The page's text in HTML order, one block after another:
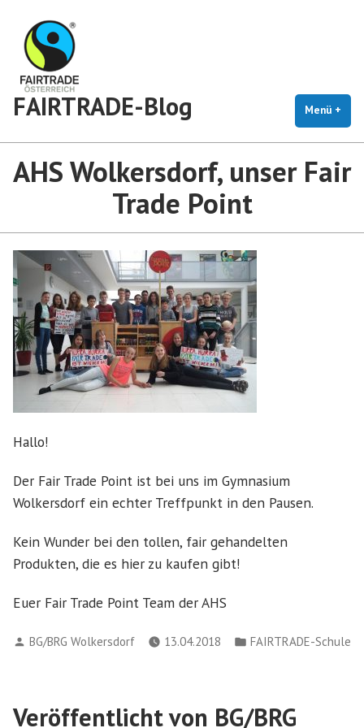
Inhalt
springen
FAIRTRADE-Blog Menü +
AHS Wolkersdorf, unser Fair
Trade Point
Hallo!
Der Fair Trade Point ist bei uns im Gymnasium
Wolkersdorf ein echter Treffpunkt in den Pausen.
Kein Wunder bei den tollen, fair gehandelten
Produkten, die es hier zu kaufen gibt!
Euer Fair Trade Point Team der AHS
Verfasst
BG/BRG Wolkersdorf 13.04.2018
Veröffentlicht
FAIRTRADE-Schule
Veröffentlicht von BG/BRG